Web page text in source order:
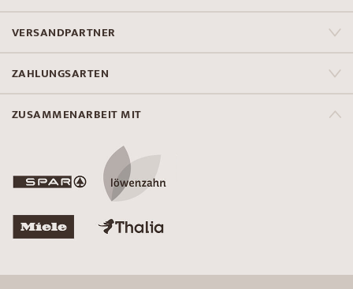
VERSANDPARTNER
ZAHLUNGSARTEN
ZUSAMMENARBEIT MIT